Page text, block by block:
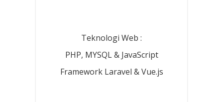
Teknologi Web :
PHP, MYSQL & JavaScript
Framework Laravel & Vue.js